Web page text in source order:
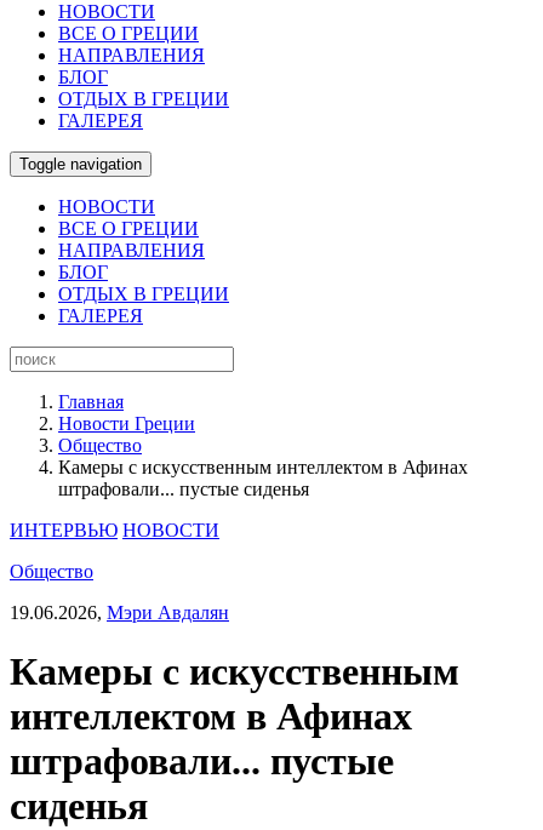
НОВОСТИ
ВСЕ О ГРЕЦИИ
НАПРАВЛЕНИЯ
БЛОГ
ОТДЫХ В ГРЕЦИИ
ГАЛЕРЕЯ
Toggle navigation
НОВОСТИ
ВСЕ О ГРЕЦИИ
НАПРАВЛЕНИЯ
БЛОГ
ОТДЫХ В ГРЕЦИИ
ГАЛЕРЕЯ
Главная
Новости Греции
Общество
Камеры с искусственным интеллектом в Афинах
штрафовали... пустые сиденья
ИНТЕРВЬЮ НОВОСТИ
Общество
19.06.2026, Мэри Авдалян
Камеры с искусственным
интеллектом в Афинах
штрафовали... пустые
сиденья